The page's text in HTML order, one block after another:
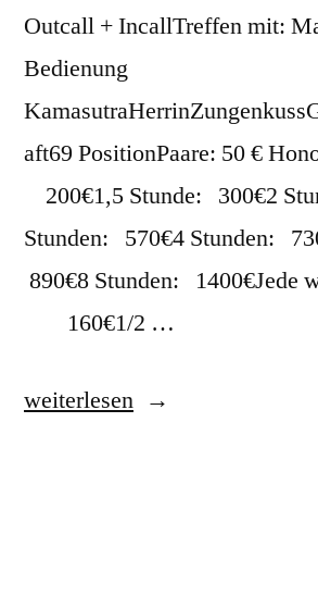
Outcall + IncallTreffen mit:
Bedienung
aft69 PositionPaare: 50 €
200€1,5 Stunde: 300€2
Stunden: 570€4 Stunden:
890€8 Stunden: 1400€Jede
160€1/2 …
weiterlesen